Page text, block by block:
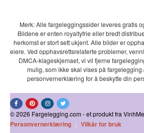
Merk: Alle fargeleggingssider leveres gratis
Bildene er enten royaltyfrie eller bredt
herkomst er stort sett ukjent. Alle bilder er
eiere. Ved opphavsrettsrelaterte problemer,
DMCA-klageskjemaet, vi vil fjerne
mulig, som ikke skal vises på
personvernerklæring for å beskytte din
© 2026 Fargelegging.com - et produkt fra
Personvernerklæring | Vilkår for bruk